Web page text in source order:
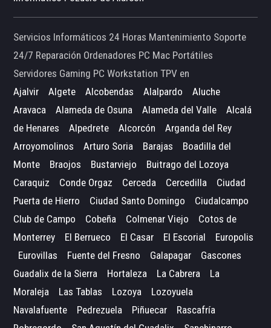
Servicios Informáticos 24 Horas Mantenimiento Soporte
24/7 Reparación Ordenadores PC Mac Portátiles
Servidores Gaming PC Workstation TPV en
Ajalvir
Algete Alcobendas Alalpardo
Aluche
Aravaca
Alameda de Osuna Alameda del Valle
Alcalá
de Henares
Alpedrete Alcorcón
Arganda del Rey
Arroyomolinos
Arturo Soria Barajas
Boadilla del
Monte
Braojos Bustarviejo
Buitrago del Lozoya
Caraquiz
Conde Orgaz Cerceda Cercedilla
Ciudad
Puerta de Hierro
Ciudad Santo Domingo
Ciudalcampo
Club de Campo
Cobeña Colmenar Viejo
Cotos de
Monterrey
El Berrueco El Casar El Escorial
Europolis
Eurovillas
Fuente del Fresno Galapagar
Gascones
Guadalix de la Sierra
Hortaleza La Cabrera
La
Moraleja
Las Tablas Lozoya
Lozoyuela
Navalafuente
Pedrezuela Piñuecar
Rascafría